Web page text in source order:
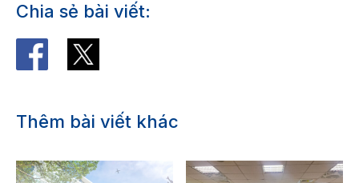
Chia sẻ bài viết:
Thêm bài viết khác